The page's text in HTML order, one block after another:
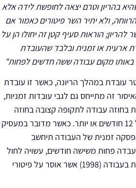
בהריון וטרם יצאה לחופשת לידה אלא
ולא יתיר השר פיטורים כאמור אם
הוראות סעיף קטן זה יחולו הן על
ארעית או זמנית ובלבד שהעובדת
מקום עבודה ששה חדשים לפחות"
עובדת במהלך הריונה, כאשר זו עובדת
זה מתייחס גם לגבי עובדות זמניות,
בחוזה עבודה לתקופה קצובה בחוזה
עבודה לתקופה קצובה של 12 חודשים או יותר. כאשר מדובר במעסיק
זמנית של העבודה תיחשב
פחות משישה חודשים, עשויה לחול
הגנת חוק שוויון ההזדמנויות בעבודה (1998) אשר אוסר על פיטורי